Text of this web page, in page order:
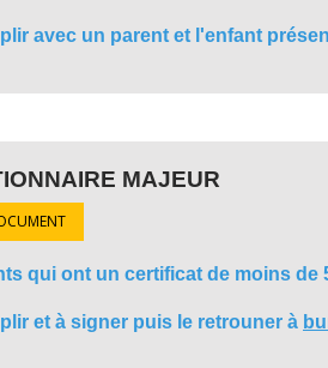
avec un parent et l'enfant
MAJEUR
qui ont un certificat de moins de
et à signer puis le retrouner à